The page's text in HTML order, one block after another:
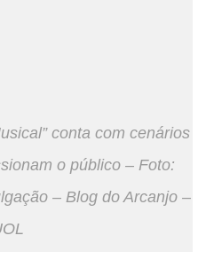
conta com cenários
o público – Foto:
– Blog do Arcanjo –